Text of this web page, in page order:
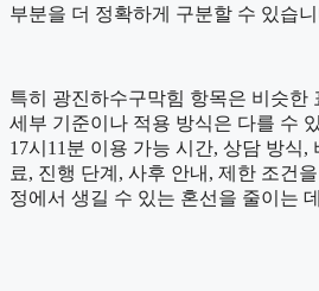
부분을 더 정확하게 구분할 수 있습
특히 광진하수구막힘 항목은 비슷한
세부 기준이나 적용 방식은 다를 수
17시11분 이용 가능 시간, 상담 방식,
료, 진행 단계, 사후 안내, 제한 조건
정에서 생길 수 있는 혼선을 줄이는